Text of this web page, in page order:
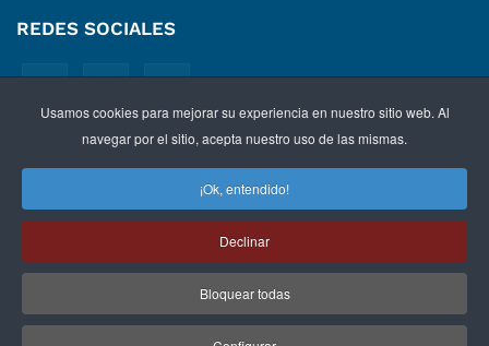
Usamos cookies para mejorar su experiencia en nuestro sitio web. Al
navegar por el sitio, acepta nuestro uso de las mismas.
¡Ok, entendido!
Declinar
Bloquear todas
REDES SOCIALES
©2026 EXECUTIVE EXCELLENCE.Managementpara
Política de privacidad|Aviso legal
contratación